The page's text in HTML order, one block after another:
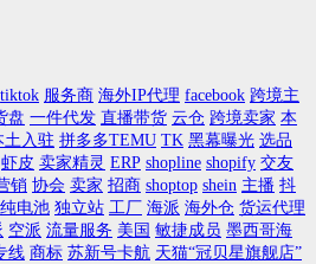
tiktok 服务商 海外IP代理 facebook 跨境主
盘 一件代发 直播带货 云仓 跨境卖家 本
土入驻 拼多多TEMU TK 黑幕曝光 选品
虾皮 卖家精灵 ERP shopline shopify 交友
销 协会 卖家 招商 shoptop shein 主播 抖
纯电池 独立站 工厂 海派 海外仓 货运代理
空派 流量服务 美国 敏捷成员 墨西哥海
线 商标 苏新号卡航 天猫“冠贝星旗舰店”